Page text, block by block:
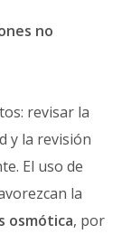
no
revisar la
y la revisión
El uso de
la
osmótica, por